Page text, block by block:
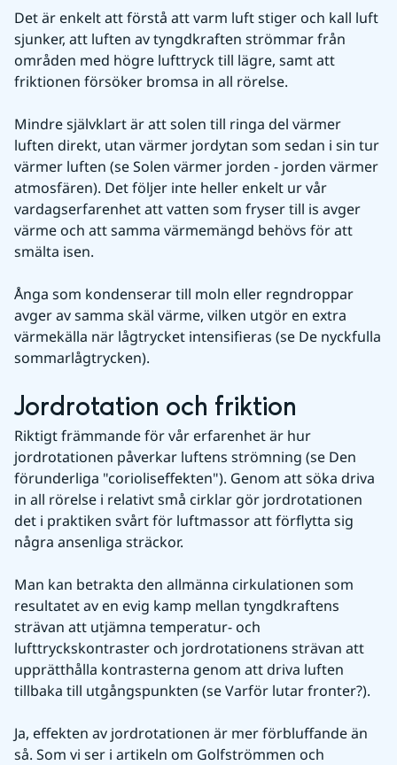
Det är enkelt att förstå att varm luft stiger och kall luft
sjunker, att luften av tyngdkraften strömmar från
områden med högre lufttryck till lägre, samt att
friktionen försöker bromsa in all rörelse.
Mindre självklart är att solen till ringa del värmer
luften direkt, utan värmer jordytan som sedan i sin tur
värmer luften (se Solen värmer jorden - jorden värmer
atmosfären). Det följer inte heller enkelt ur vår
vardagserfarenhet att vatten som fryser till is avger
värme och att samma värmemängd behövs för att
smälta isen.
Ånga som kondenserar till moln eller regndroppar
avger av samma skäl värme, vilken utgör en extra
värmekälla när lågtrycket intensifieras (se De nyckfulla
sommarlågtrycken).
Jordrotation och friktion
Riktigt främmande för vår erfarenhet är hur
jordrotationen påverkar luftens strömning (se Den
förunderliga "corioliseffekten"). Genom att söka driva
in all rörelse i relativt små cirklar gör jordrotationen
det i praktiken svårt för luftmassor att förflytta sig
några ansenliga sträckor.
Man kan betrakta den allmänna cirkulationen som
resultatet av en evig kamp mellan tyngdkraftens
strävan att utjämna temperatur- och
lufttryckskontraster och jordrotationens strävan att
upprätthålla kontrasterna genom att driva luften
tillbaka till utgångspunkten (se Varför lutar fronter?).
Ja, effekten av jordrotationen är mer förbluffande än
så. Som vi ser i artikeln om Golfströmmen och